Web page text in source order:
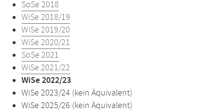
SoSe 2018
WiSe 2018/19
WiSe 2019/20
WiSe 2020/21
SoSe 2021
WiSe 2021/22
WiSe 2022/23
WiSe 2023/24 (kein Äquivalent)
WiSe 2025/26 (kein Äquivalent)